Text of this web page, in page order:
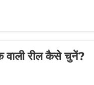
वाली रील कैसे चुनें?